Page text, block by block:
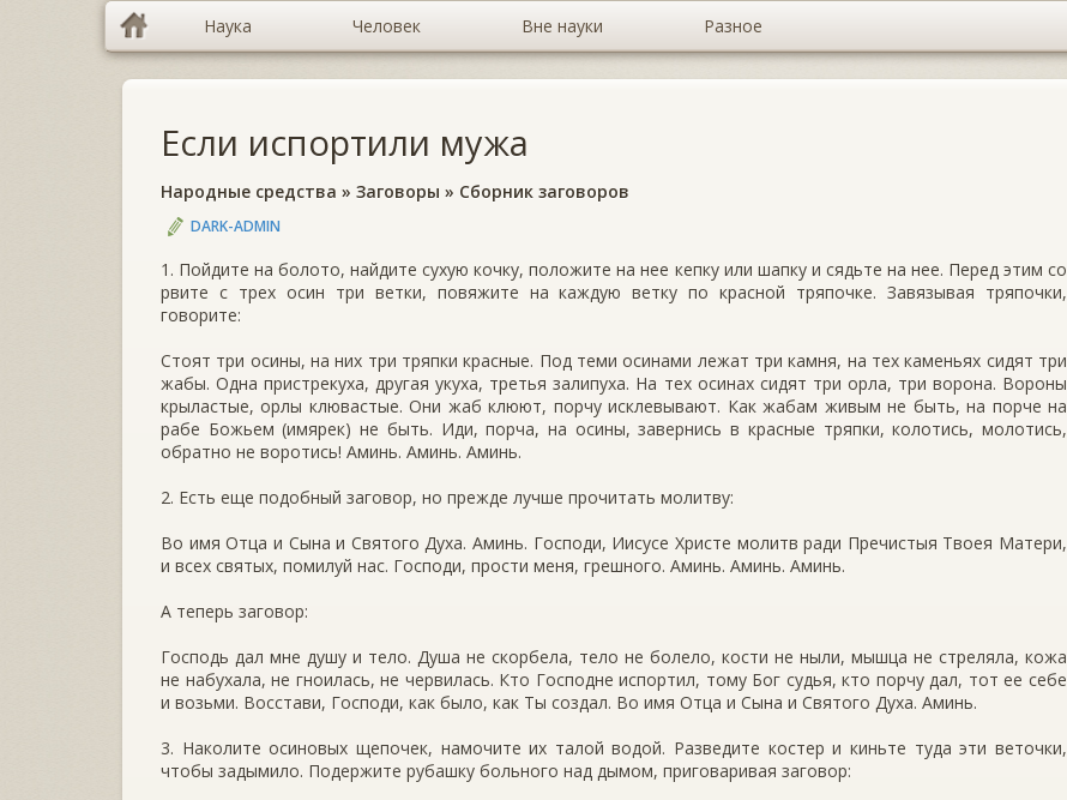
Наука Человек Вне науки Разное
Если испортили мужа
Народные средства » Заговоры » Сборник заговоров
DARK-ADMIN
1. Пойдите на болото, найдите сухую кочку, положите на нее кепку или шапку и сядьте на нее. Перед этим со
рвите с трех осин три ветки, повяжите на каждую ветку по красной тряпочке. Завязывая тряпочки,
говорите:
Стоят три осины, на них три тряпки красные. Под теми осинами лежат три камня, на тех каменьях сидят три
жабы. Одна пристрекуха, другая укуха, третья залипуха. На тех осинах сидят три орла, три ворона. Вороны
крыластые, орлы клювастые. Они жаб клюют, порчу исклевывают. Как жабам живым не быть, на порче на
рабе Божьем (имярек) не быть. Иди, порча, на осины, завернись в красные тряпки, колотись, молотись,
обратно не воротись! Аминь. Аминь. Аминь.
2. Есть еще подобный заговор, но прежде лучше прочитать молитву:
Во имя Отца и Сына и Святого Духа. Аминь. Господи, Иисусе Христе молитв ради Пречистыя Твоея Матери,
и всех святых, помилуй нас. Господи, прости меня, грешного. Аминь. Аминь. Аминь.
А теперь заговор:
Господь дал мне душу и тело. Душа не скорбела, тело не болело, кости не ныли, мышца не стреляла, кожа
не набухала, не гноилась, не червилась. Кто Господне испортил, тому Бог судья, кто порчу дал, тот ее себе
и возьми. Восстави, Господи, как было, как Ты создал. Во имя Отца и Сына и Святого Духа. Аминь.
3. Наколите осиновых щепочек, намочите их талой водой. Разведите костер и киньте туда эти веточки,
чтобы задымило. Подержите рубашку больного над дымом, приговаривая заговор: